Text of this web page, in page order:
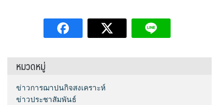
หมวดหมู่
ข่าวการฌาปนกิจสงเคราะห์
ข่าวประชาสัมพันธ์